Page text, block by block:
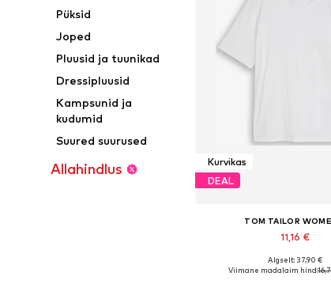
Püksid
Joped
Pluusid ja tuunikad
Dressipluusid
Kampsunid ja
kudumid
Suured suurused
Allahindlus
Kurvikas
DEAL
TOM TAILOR
11,16 €
Saadaolevad suurused: XXL,
Algselt: 37,90 €
Viimane madalaim hind: